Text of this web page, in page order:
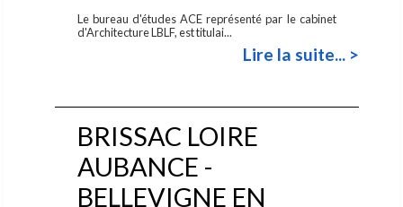
Le bureau d'études ACE représenté par le cabinet
d'Architecture LBLF, est titulai...
Lire la suite... >
BRISSAC LOIRE
AUBANCE -
BELLEVIGNE EN